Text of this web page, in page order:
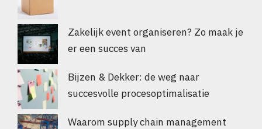
Zakelijk event organiseren? Zo maak je
er een succes van
Bijzen & Dekker: de weg naar
succesvolle procesoptimalisatie
Waarom supply chain management